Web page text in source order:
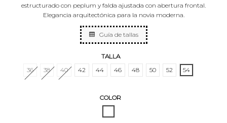
estructurado con peplum y falda ajustada con abertura frontal.
Elegancia arquitectónica para la novia moderna.
Guía de tallas
TALLA
36
38 40 42 44 46 48 50 52 54
COLOR